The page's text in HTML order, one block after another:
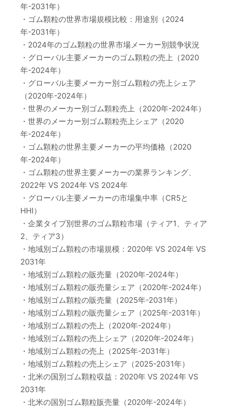
年-2031年）
・ゴム顆粒の世界市場規模比較：用途別（2024
年-2031年）
・2024年のゴム顆粒の世界市場メーカー別競争状況
・グローバル主要メーカーのゴム顆粒の売上（2020
年-2024年）
・グローバル主要メーカー別ゴム顆粒の売上シェア
（2020年-2024年）
・世界のメーカー別ゴム顆粒売上（2020年-2024年）
・世界のメーカー別ゴム顆粒売上シェア（2020
年-2024年）
・ゴム顆粒の世界主要メーカーの平均価格（2020
年-2024年）
・ゴム顆粒の世界主要メーカーの業界ランキング、
2022年 VS 2024年 VS 2024年
・グローバル主要メーカーの市場集中率（CR5と
HHI）
・企業タイプ別世界のゴム顆粒市場（ティア1、ティア
2、ティア3）
・地域別ゴム顆粒の市場規模：2020年 VS 2024年 VS
2031年
・地域別ゴム顆粒の販売量（2020年-2024年）
・地域別ゴム顆粒の販売量シェア（2020年-2024年）
・地域別ゴム顆粒の販売量（2025年-2031年）
・地域別ゴム顆粒の販売量シェア（2025年-2031年）
・地域別ゴム顆粒の売上（2020年-2024年）
・地域別ゴム顆粒の売上シェア（2020年-2024年）
・地域別ゴム顆粒の売上（2025年-2031年）
・地域別ゴム顆粒の売上シェア（2025-2031年）
・北米の国別ゴム顆粒収益：2020年 VS 2024年 VS
2031年
・北米の国別ゴム顆粒販売量（2020年-2024年）